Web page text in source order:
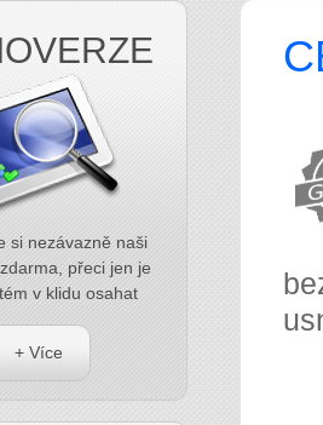
si nezávazně naši
přeci jen je
v klidu osahat
+ Více